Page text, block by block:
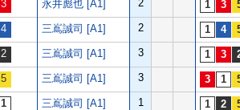
永井彪也 [A1] 2
三嶌誠司 [A1] 2
三嶌誠司 [A1] 3
三嶌誠司 [A1] 3
三嶌誠司 [A1] 1